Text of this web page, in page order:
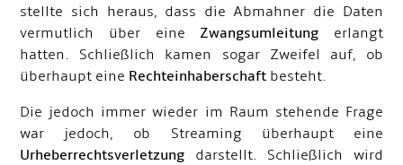
stellte sich heraus, dass die Abmahner die Daten
vermutlich über eine Zwangsumleitung erlangt
hatten. Schließlich kamen sogar Zweifel auf, ob
überhaupt eine Rechteinhaberschaft besteht.
Die jedoch immer wieder im Raum stehende Frage
war jedoch, ob Streaming überhaupt eine
Urheberrechtsverletzung darstellt. Schließlich wird